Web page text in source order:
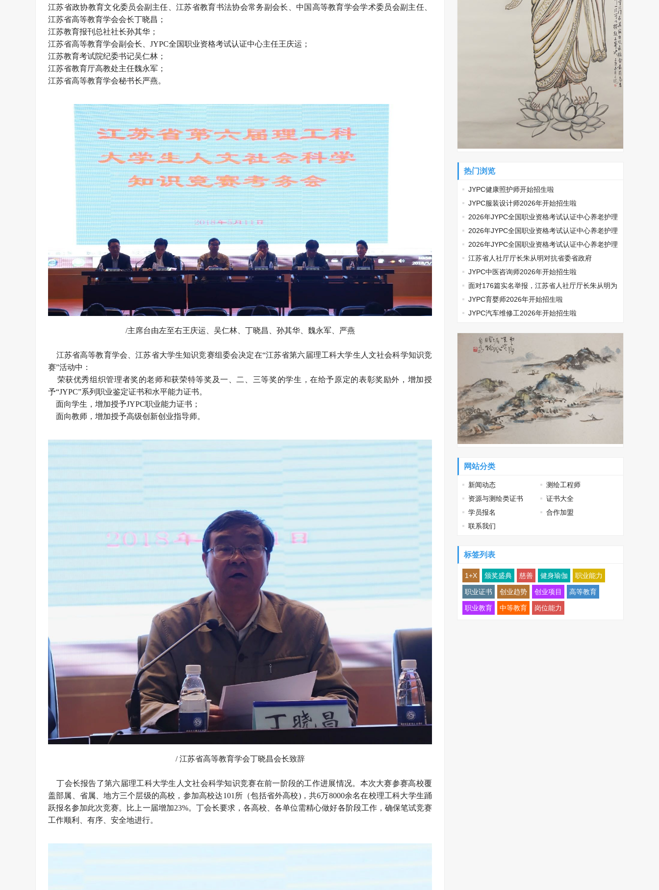
江苏省政协教育文化委员会副主任、江苏省教育书法协会常务副会长、中国高等教育学会学术委员会副主任、
江苏省高等教育学会会长丁晓昌；
江苏教育报刊总社社长孙其华；
江苏省高等教育学会副会长、JYPC全国职业资格考试认证中心主任王庆运；
江苏教育考试院纪委书记吴仁林；
江苏省教育厅高教处主任魏永军；
江苏省高等教育学会秘书长严燕。
/主席台由左至右王庆运、吴仁林、丁晓昌、孙其华、魏永军、严燕
江苏省高等教育学会、江苏省大学生知识竞赛组委会决定在“江苏省第六届理工科大学生人文社会科学知识竞
赛”活动中：
荣获优秀组织管理者奖的老师和获荣特等奖及一、二、三等奖的学生，在给予原定的表彰奖励外，增加授
予“JYPC”系列职业鉴定证书和水平能力证书。
面向学生，增加授予JYPC职业能力证书；
面向教师，增加授予高级创新创业指导师。
/ 江苏省高等教育学会丁晓昌会长致辞
丁会长报告了第六届理工科大学生人文社会科学知识竞赛在前一阶段的工作进展情况。本次大赛参赛高校覆
盖部属、省属、地方三个层级的高校，参加高校达101所（包括省外高校)，共6万8000余名在校理工科大学生踊
跃报名参加此次竞赛。比上一届增加23%。丁会长要求，各高校、各单位需精心做好各阶段工作，确保笔试竞赛
工作顺利、有序、安全地进行。
热门浏览
JYPC健康照护师开始招生啦
JYPC服装设计师2026年开始招生啦
2026年JYPC全国职业资格考试认证中心养老护理
师开始报名啦
2026年JYPC全国职业资格考试认证中心养老护理
师开始报名啦
2026年JYPC全国职业资格考试认证中心养老护理
师开始报名啦
江苏省人社厅厅长朱从明对抗省委省政府
JYPC中医咨询师2026年开始招生啦
面对176篇实名举报，江苏省人社厅厅长朱从明为
何选择沉默
JYPC育婴师2026年开始招生啦
JYPC汽车维修工2026年开始招生啦
网站分类
新闻动态
测绘工程师
资源与测绘类证书
证书大全
学员报名
合作加盟
联系我们
标签列表
1+X 颁奖盛典 慈善 健身瑜伽 职业能力
职业证书 创业趋势 创业项目 高等教育
职业教育 中等教育 岗位能力